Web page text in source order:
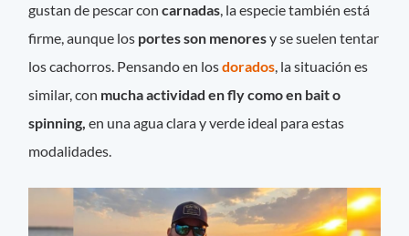
gustan de pescar concarnadas, la especie también está
firme, aunque los portes son menoresy se suelen tentar
los cachorros. Pensando en losdorados, la situación es
similar, con mucha actividad en fly como en bait o
spinning, en una agua clara y verde ideal para estas
modalidades.